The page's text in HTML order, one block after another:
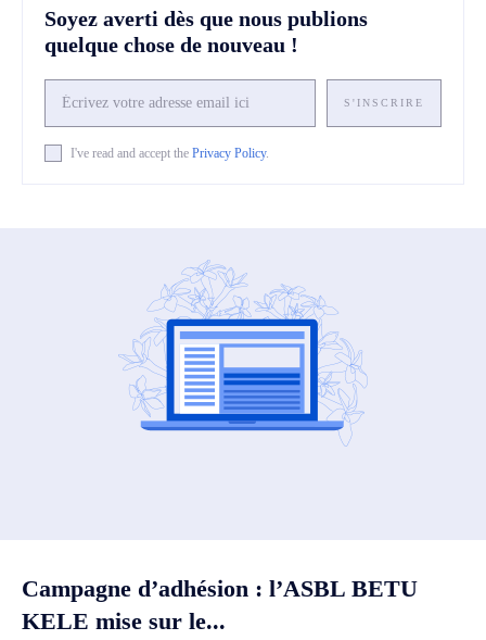
Soyez averti dès que nous publions
quelque chose de nouveau !
S'INSCRIRE
I've read and accept the Privacy Policy.
Campagne d’adhésion : l’ASBL BETU
KELE mise sur le...